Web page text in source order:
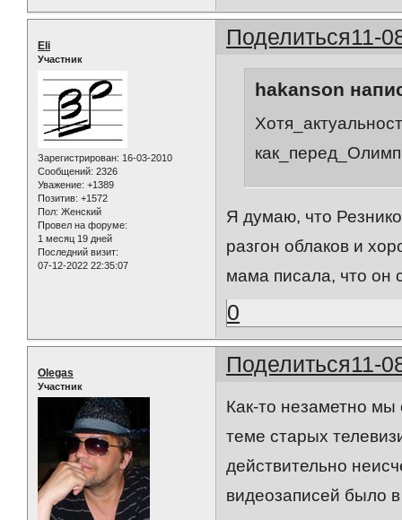
Поделиться11-
Eli
Участник
Зарегистрирован: 16-03-2010
Сообщений: 2326
Уважение: +1389
Позитив: +1572
Пол: Женский
Провел на форуме:
1 месяц 19 дней
Последний визит:
07-12-2022 22:35:07
hakanson
Я думаю, что
разгон облаков и
мама писала, что он
0
Поделиться11-
Olegas
Участник
Как-то незаметно
теме старых
действительно
видеозаписей было